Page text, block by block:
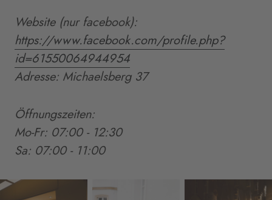
Website (nur facebook):
https://www.facebook.com/profile.php?
id=61550064944954
Adresse: Michaelsberg 37
Öffnungszeiten:
Mo-Fr: 07:00 - 12:30
Sa: 07:00 - 11:00